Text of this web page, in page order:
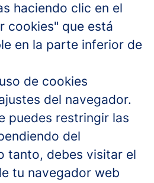
haciendo clic en el
cookies" que está
en la parte inferior de
de cookies
del navegador.
puedes restringir las
del
tanto, debes visitar el
tu navegador web